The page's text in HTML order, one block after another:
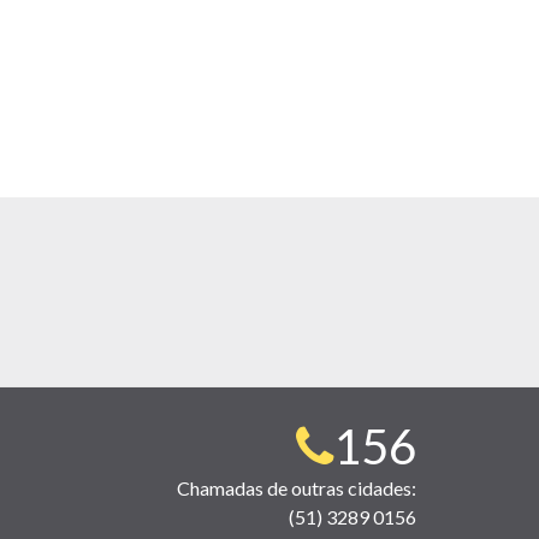
Telefone
para
156
Chamadas de outras cidades:
(51) 3289 0156